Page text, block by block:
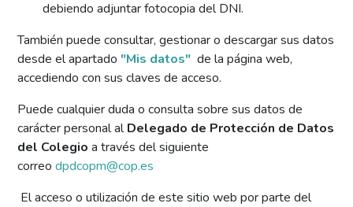
debiendo adjuntar fotocopia del DNI.
También puede consultar, gestionar o descargar sus datos
desde el apartado "Mis datos" de la página web,
accediendo con sus claves de acceso.
Puede cualquier duda o consulta sobre sus datos de
carácter personal alDelegado de Protección de Datos
del Colegio a través del siguiente
correodpdcopm@cop.es
El acceso o utilización de este sitio web por parte del